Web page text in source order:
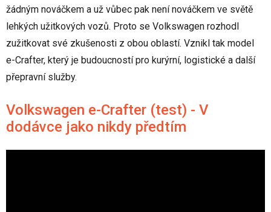
žádným nováčkem a už vůbec pak není nováčkem ve světě
lehkých užitkových vozů. Proto se Volkswagen rozhodl
zužitkovat své zkušenosti z obou oblastí. Vznikl tak model
e-Crafter, který je budoucností pro kurýrní, logistické a další
přepravní služby.
Volkswagen e-Crafter (test) - V
dodávce jako nikdy předtím